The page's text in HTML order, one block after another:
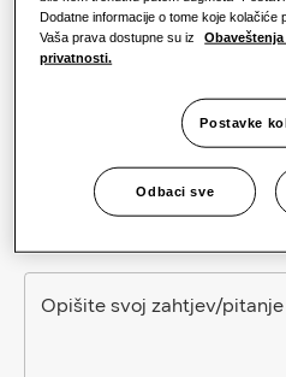
Uloga
Opišite svoj zahtjev/pitanje
Dodatne informacije o tome koje kolačiće
Vaša prava dostupne su iz
privatnosti.
Postavke
Odbaci sve